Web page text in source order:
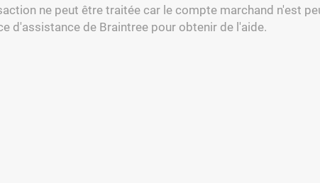
ne peut être traitée car le compte marchand n'est
d'assistance de Braintree pour obtenir de l'aide.